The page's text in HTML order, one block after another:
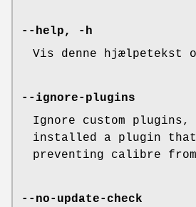
--help, -h
Vis denne hjælpetekst
--ignore-plugins
Ignore custom
installed a plugin
preventing calibre
--no-update-check